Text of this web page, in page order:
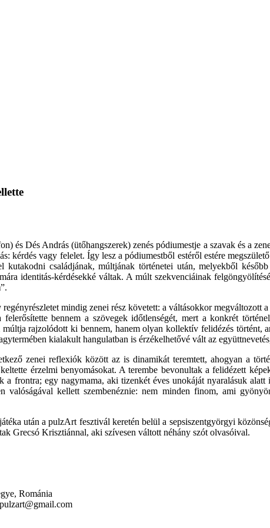
és Dés András (ütőhangszerek) zenés pódiumestje a szavak és a
kérdés vagy felelet. Így lesz a pódiumestből estéről estére
kutakodni családjának, múltjának történetei után, melyekből
identitás-kérdésekké váltak. A múlt szekvenciáinak
mindig zenei rész követett: a váltásokkor
bennem a szövegek időtlenségét, mert a konkrét
rajzolódott ki bennem, hanem olyan kollektív felidézés történt,
kialakult hangulatban is érzékelhetővé vált az
zenei reflexiók között az is dinamikát teremtett, ahogyan a
érzelmi benyomásokat. A terembe bevonultak a felidézett
a frontra; egy nagymama, aki tizenkét éves unokáját nyaralásuk
valóságával kellett szembenéznie: nem minden finom, ami
után a pulzArt fesztivál keretén belül a sepsiszentgyörgyi
Grecsó Krisztiánnal, aki szívesen váltott néhány szót olvasóival.
Románia